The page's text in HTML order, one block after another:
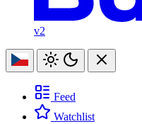
v2
Feed
Watchlist